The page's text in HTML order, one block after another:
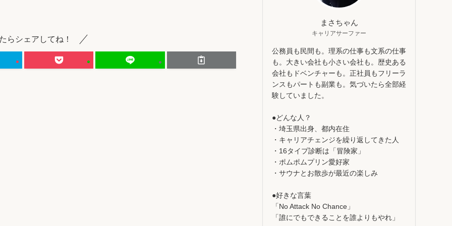
らシェアしてね！
まさちゃん
キャリアサーファー
公務員も民間も。理系の仕事も文系の仕事
も。大きい会社も小さい会社も。歴史ある
会社もドベンチャーも。正社員もフリーラ
ンスもパートも副業も。気づいたら全部経
験していました。
●どんな人？
・埼玉県出身、都内在住
・キャリアチェンジを繰り返してきた人
・16タイプ診断は「冒険家」
・ポムポムプリン愛好家
・サウナとお散歩が最近の楽しみ
●好きな言葉
「No Attack No Chance」
「誰にでもできることを誰よりもやれ」